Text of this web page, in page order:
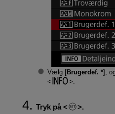
Vælg [Brugerdef. *],
Tryk på .